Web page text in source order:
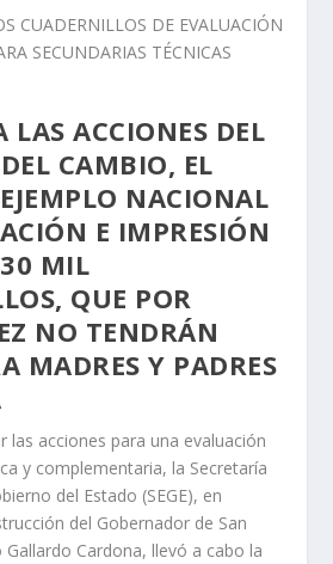
LAS ACCIONES DEL
CAMBIO, EL
NACIONAL
E IMPRESIÓN
MIL
QUE POR
NO TENDRÁN
MADRES Y PADRES
las acciones para una evaluación
y complementaria, la Secretaría
del Estado (SEGE), en
del Gobernador de San
Gallardo Cardona, llevó a cabo la